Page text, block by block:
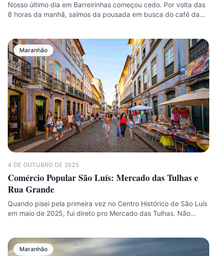
Nosso último dia em Barreirinhas começou cedo. Por volta das
8 horas da manhã, saímos da pousada em busca do café da…
Maranhão
4 DE OUTUBRO DE 2025
Comércio Popular São Luís: Mercado das Tulhas e
Rua Grande
Quando pisei pela primeira vez no Centro Histórico de São Luís
em maio de 2025, fui direto pro Mercado das Tulhas. Não…
Maranhão